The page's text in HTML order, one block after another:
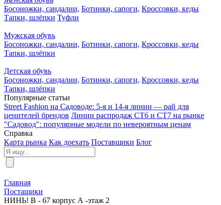
Босоножки, сандалии, Ботинки, сапоги, Кроссовки, кеды
Тапки, шлёпки Туфли
Мужская обувь
Босоножки, сандалии, Ботинки, сапоги, Кроссовки, кеды
Тапки, шлёпки
Детская обувь
Босоножки, сандалии, Ботинки, сапоги, Кроссовки, кеды
Тапки, шлёпки
Популярные статьи
Street Fashion на Садоводе: 5-я и 14-я линии — рай для
ценителей брендов Линии распродаж СТ6 и СТ7 на рынке
"Садовод": популярные модели по невероятным ценам
Справка
Карта рынка Как доехать Поставщики Блог
Главная
Постащики
НИНЬ! В - 67 корпус А -этаж 2